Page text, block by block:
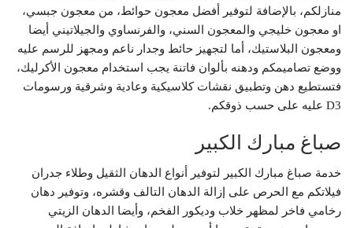
منازلكم، بالإضافة لتوفير أفضل معجون حوائط، من معجون جبسي،
او معجون خليجي والمعجون السني، والفرنساوي والجيلاتيني أيضا
ومعجون البلاستيك، أما لتجهيز حائط وجدار ناعم ومجهز للرسم عليه
ووضع تصاميمكم ودهنه بألوان فاتنة يجب استخدام معجون الأكرليك،
فتستطيع دهن وتطبيق نقشات كلاسيكية وعادية وشرقية ورسومات
D3 عليه على حسب ذوقكم.
صباغ مبارك الكبير
خدمة صباغ مبارك الكبير لتوفير أنواع الدهان الثقيل وطلاء جدران
فيلاتكم مع الحرص على إزالة الدهان التالف وقشره، وتوفير دهان
رخامي فاخر لمظهر خلاب وديكور الفخم، وأيضا الدهان الزيتي